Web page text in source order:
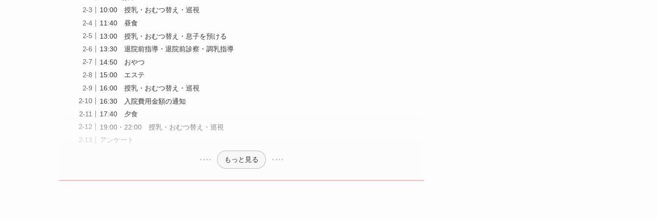
10:00 授乳・おむつ替え・巡視
11:40 昼食
13:00 授乳・おむつ替え・息子を預ける
13:30 退院前指導・退院前診察・調乳指導
14:50 おやつ
15:00 エステ
16:00 授乳・おむつ替え・巡視
16:30 入院費用金額の通知
17:40 夕食
19:00・22:00 授乳・おむつ替え・巡視
アンケート
もっと見る